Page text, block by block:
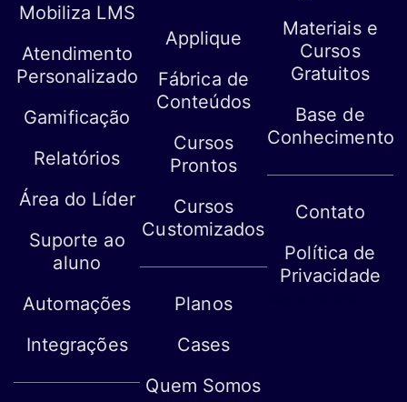
Mobiliza LMS
Atendimento
Personalizado
Gamificação
Relatórios
Área do Líder
Suporte ao
aluno
Automações
Integrações
Applique
Fábrica de
Conteúdos
Cursos
Prontos
Cursos
Customizados
Planos
Cases
Quem Somos
Materiais e
Cursos
Gratuitos
Base de
Conhecimento
Contato
Política de
Privacidade